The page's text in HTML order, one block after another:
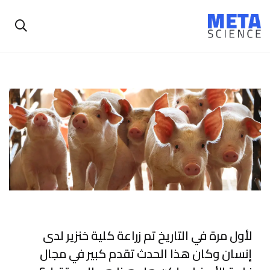
لأول مرة في التاريخ تم زراعة كلية خنزير لدى
إنسان وكان هذا الحدث تقدم كبير في مجال